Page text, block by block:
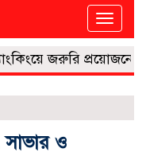
Toggle
জরুরি প্রয়োজনে
সাভার ও